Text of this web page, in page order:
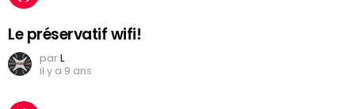
Le préservatif wifi!
parL
il y a 9 ans